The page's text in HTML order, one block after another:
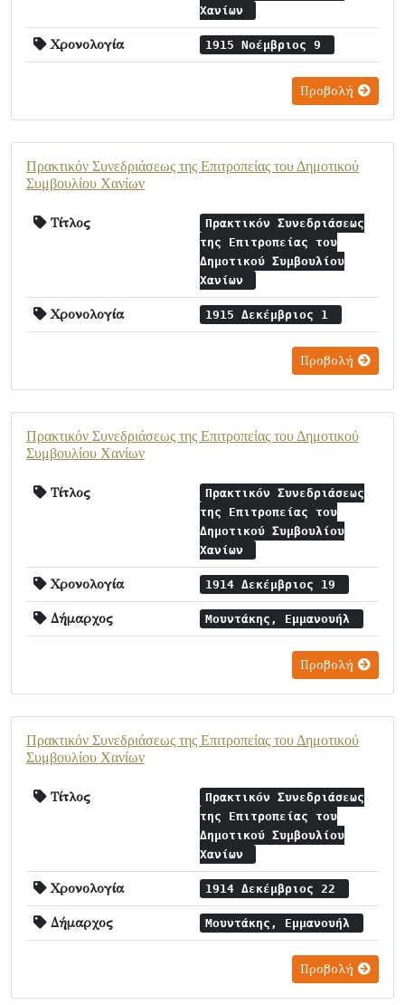
Χανίων
Χρονολογία 1915 Νοέμβριος 9
Προβολή
Πρακτικόν Συνεδριάσεως της Επιτροπείας του Δημοτικού
Συμβουλίου Χανίων
Τίτλος
Πρακτικόν Συνεδριάσεως
της Επιτροπείας του
Δημοτικού Συμβουλίου
Χανίων
Χρονολογία 1915 Δεκέμβριος 1
Προβολή
Πρακτικόν Συνεδριάσεως της Επιτροπείας του Δημοτικού
Συμβουλίου Χανίων
Τίτλος
Πρακτικόν Συνεδριάσεως
της Επιτροπείας του
Δημοτικού Συμβουλίου
Χανίων
Χρονολογία 1914 Δεκέμβριος 19
Δήμαρχος Μουντάκης, Εμμανουήλ
Προβολή
Πρακτικόν Συνεδριάσεως της Επιτροπείας του Δημοτικού
Συμβουλίου Χανίων
Τίτλος
Πρακτικόν Συνεδριάσεως
της Επιτροπείας του
Δημοτικού Συμβουλίου
Χανίων
Χρονολογία 1914 Δεκέμβριος 22
Δήμαρχος Μουντάκης, Εμμανουήλ
Προβολή